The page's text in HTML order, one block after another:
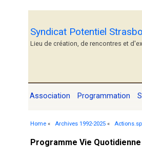
Syndicat Potentiel
Lieu de création, de rencontres et
Association Programmation
Home « Archives 1992-2025 «
Programme Vie Quotidienne